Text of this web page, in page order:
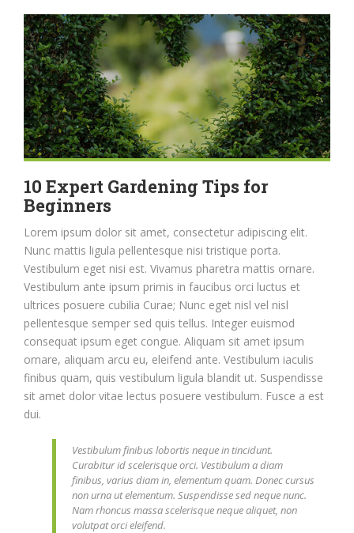
10 Expert Gardening Tips for
Beginners
Lorem ipsum dolor sit amet, consectetur adipiscing elit.
Nunc mattis ligula pellentesque nisi tristique porta.
Vestibulum eget nisi est. Vivamus pharetra mattis ornare.
Vestibulum ante ipsum primis in faucibus orci luctus et
ultrices posuere cubilia Curae; Nunc eget nisl vel nisl
pellentesque semper sed quis tellus. Integer euismod
consequat ipsum eget congue. Aliquam sit amet ipsum
ornare, aliquam arcu eu, eleifend ante. Vestibulum iaculis
finibus quam, quis vestibulum ligula blandit ut. Suspendisse
sit amet dolor vitae lectus posuere vestibulum. Fusce a est
dui.
Vestibulum finibus lobortis neque in tincidunt.
Curabitur id scelerisque orci. Vestibulum a diam
finibus, varius diam in, elementum quam. Donec cursus
non urna ut elementum. Suspendisse sed neque nunc.
Nam rhoncus massa scelerisque neque aliquet, non
volutpat orci eleifend.